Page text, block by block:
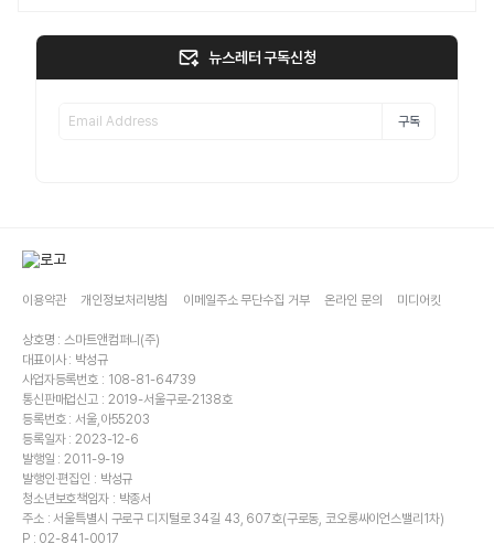
뉴스레터 구독신청
구독
이용약관 개인정보처리방침 이메일주소 무단수집 거부 온라인 문의 미디어킷
상호명 : 스마트앤컴퍼니(주)
대표이사 : 박성규
사업자등록번호 : 108-81-64739
통신판매업신고 : 2019-서울구로-2138호
등록번호 : 서울,아55203
등록일자 : 2023-12-6
발행일 : 2011-9-19
발행인·편집인 : 박성규
청소년보호책임자 : 박종서
주소 : 서울특별시 구로구 디지털로 34길 43, 607호(구로동, 코오롱싸이언스밸리1차)
P : 02-841-0017